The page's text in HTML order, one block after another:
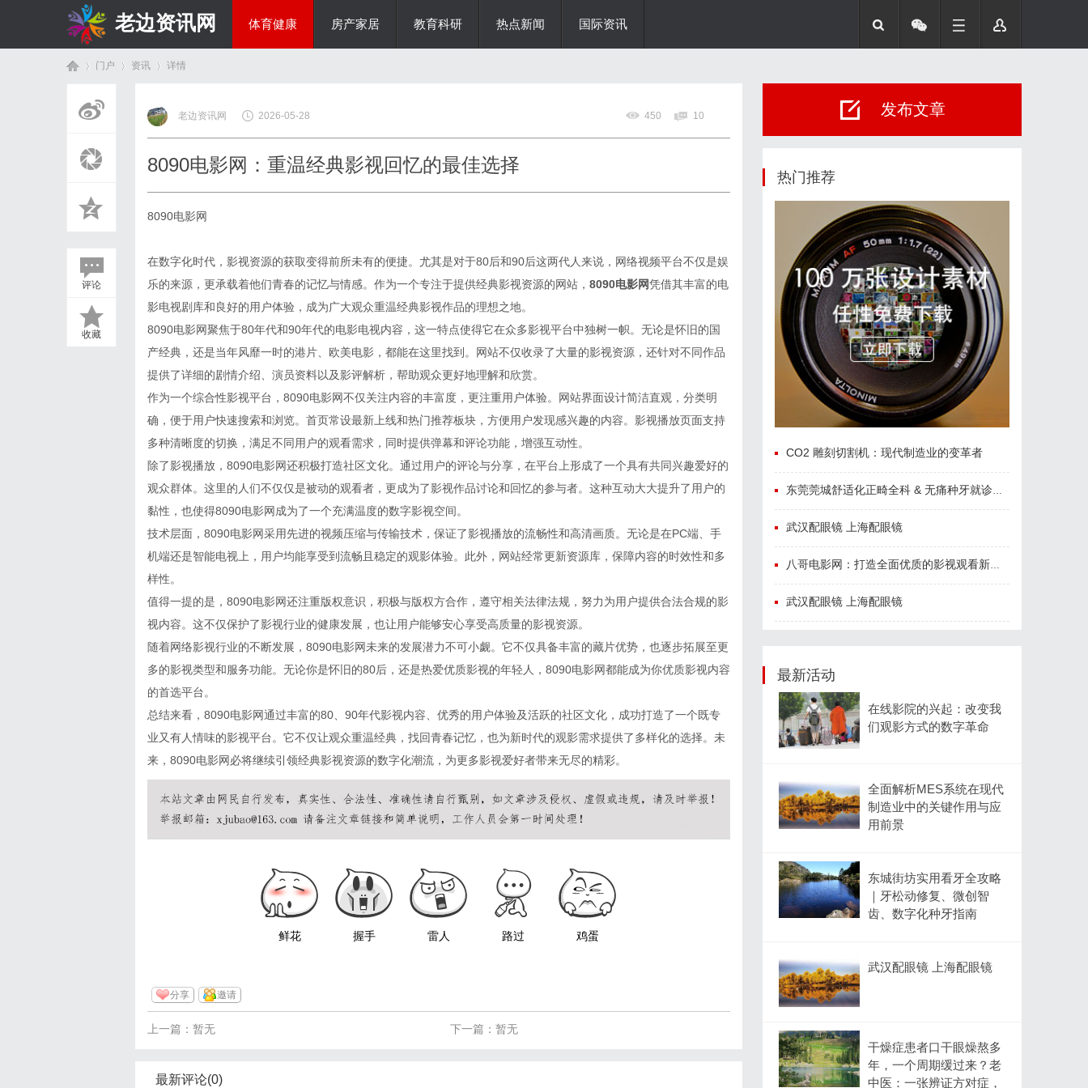
老边资讯网 体育健康 房产家居 教育科研 热点新闻 国际资讯
门户 资讯
›
详情
评论
收藏
老边资讯网 2026-05-28 450 10
8090电影网：重温经典影视回忆的最佳选择
8090电影网
在数字化时代，影视资源的获取变得前所未有的便捷。尤其是对于80后和90后这两代人来说，网络视频平台不仅是娱
乐的来源，更承载着他们青春的记忆与情感。作为一个专注于提供经典影视资源的网站， 8090电影网凭借其丰富的电
影电视剧库和良好的用户体验，成为广大观众重温经典影视作品的理想之地。
8090电影网聚焦于80年代和90年代的电影电视内容，这一特点使得它在众多影视平台中独树一帜。无论是怀旧的国
产经典，还是当年风靡一时的港片、欧美电影，都能在这里找到。网站不仅收录了大量的影视资源，还针对不同作品
提供了详细的剧情介绍、演员资料以及影评解析，帮助观众更好地理解和欣赏。
作为一个综合性影视平台，8090电影网不仅关注内容的丰富度，更注重用户体验。网站界面设计简洁直观，分类明
确，便于用户快速搜索和浏览。首页常设最新上线和热门推荐板块，方便用户发现感兴趣的内容。影视播放页面支持
多种清晰度的切换，满足不同用户的观看需求，同时提供弹幕和评论功能，增强互动性。
除了影视播放，8090电影网还积极打造社区文化。通过用户的评论与分享，在平台上形成了一个具有共同兴趣爱好的
观众群体。这里的人们不仅仅是被动的观看者，更成为了影视作品讨论和回忆的参与者。这种互动大大提升了用户的
黏性，也使得8090电影网成为了一个充满温度的数字影视空间。
技术层面，8090电影网采用先进的视频压缩与传输技术，保证了影视播放的流畅性和高清画质。无论是在PC端、手
机端还是智能电视上，用户均能享受到流畅且稳定的观影体验。此外，网站经常更新资源库，保障内容的时效性和多
样性。
值得一提的是，8090电影网还注重版权意识，积极与版权方合作，遵守相关法律法规，努力为用户提供合法合规的影
视内容。这不仅保护了影视行业的健康发展，也让用户能够安心享受高质量的影视资源。
随着网络影视行业的不断发展，8090电影网未来的发展潜力不可小觑。它不仅具备丰富的藏片优势，也逐步拓展至更
多的影视类型和服务功能。无论你是怀旧的80后，还是热爱优质影视的年轻人，8090电影网都能成为你优质影视内容
的首选平台。
总结来看，8090电影网通过丰富的80、90年代影视内容、优秀的用户体验及活跃的社区文化，成功打造了一个既专
业又有人情味的影视平台。它不仅让观众重温经典，找回青春记忆，也为新时代的观影需求提供了多样化的选择。未
来，8090电影网必将继续引领经典影视资源的数字化潮流，为更多影视爱好者带来无尽的精彩。
鲜花 握手 雷人 路过 鸡蛋
分享 邀请
下一篇：暂无
上一篇：暂无
最新评论(0)
发布文章
热门推荐
CO2 雕刻切割机：现代制造业的变革者
东莞莞城舒适化正畸全科 & 无痛种牙就诊避坑攻略
武汉配眼镜 上海配眼镜
八哥电影网：打造全面优质的影视观看新体验
武汉配眼镜 上海配眼镜
最新活动
在线影院的兴起：改变我
们观影方式的数字革命
全面解析MES系统在现代
制造业中的关键作用与应
用前景
东城街坊实用看牙全攻略
｜牙松动修复、微创智
齿、数字化种牙指南
武汉配眼镜 上海配眼镜
干燥症患者口干眼燥熬多
年，一个周期缓过来？老
中医：一张辨证方对症，